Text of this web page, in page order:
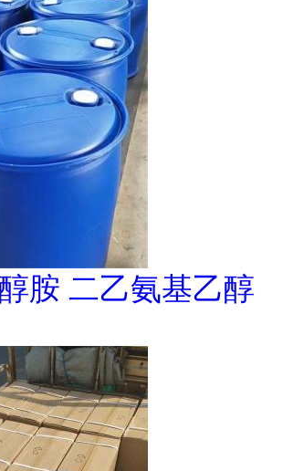
胺 二乙氨基乙醇